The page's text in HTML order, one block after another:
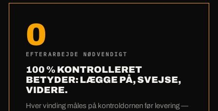
underleverandør-marginer og ingen ventetider
hos leverandøren. Nesting-softwaren lægger
dine emner så tæt på pladen, at der næsten
penge. Og det ærligste regnestykke kommer til
sidst:Mange kunder betaler en anelse mere
hos os ved indkøbet — og sparer det flere
0
EFTERARBEJDE NØDVENDIGT
100 % KONTROLLERET
BETYDER: LÆGGE PÅ, SVEJSE,
VIDERE.
Hver vinding måles på kontroldornen før levering —